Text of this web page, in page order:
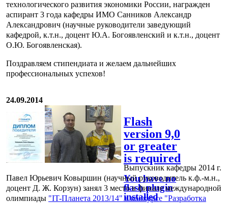
технологического развития экономики России, награжден
аспирант 3 года кафедры ИМО Санников Александр
Александрович (научные руководители заведующий
кафедрой, к.т.н., доцент Ю.А. Богоявленский и к.т.н., доцент
О.Ю. Богоявленская).
Поздравляем стипендиата и желаем дальнейших
профессиональных успехов!
24.09.2014
Flash
version 9,0
or greater
is required
You have no
flash plugin
installed
Выпускник кафедры 2014 г.
Павел Юрьевич Ковыршин (научный руководитель к.ф.-м.н.,
доцент Д. Ж. Корзун) занял 3 место в финале международной
олимпиады "IT-Планета 2013/14" в конкурсе "Разработка